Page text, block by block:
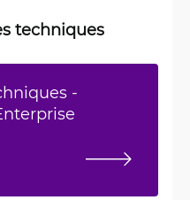
techniques
-